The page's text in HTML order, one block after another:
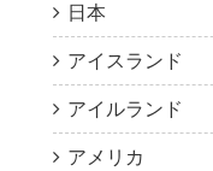
日本
アイスランド
アイルランド
アメリカ